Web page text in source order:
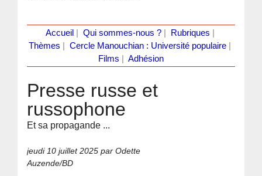
Accueil Qui sommes-nous ?| Rubriques
Thèmes
Cercle Manouchian : Université populaire
Films
Adhésion
Presse russe et
russophone
Et sa propagande ...
jeudi 10 juillet 2025 par Odette
Auzende/BD